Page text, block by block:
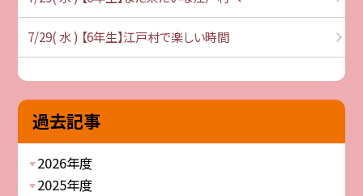
7/29( 水 ) 【6年生】江戸村で楽しい時間
過去記事
2026年度
2025年度